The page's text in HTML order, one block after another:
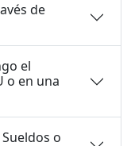
de
el
o en una
o